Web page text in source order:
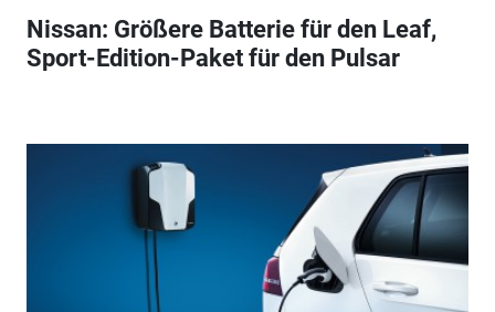
Nissan: Größere Batterie für den Leaf,
Sport-Edition-Paket für den Pulsar